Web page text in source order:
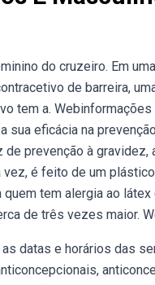
do cruzeiro. Em
de barreira,
tem a.
sua eficácia na
prevenção à
é feito de um
tem alergia ao
de três vezes maior.
datas e horários das